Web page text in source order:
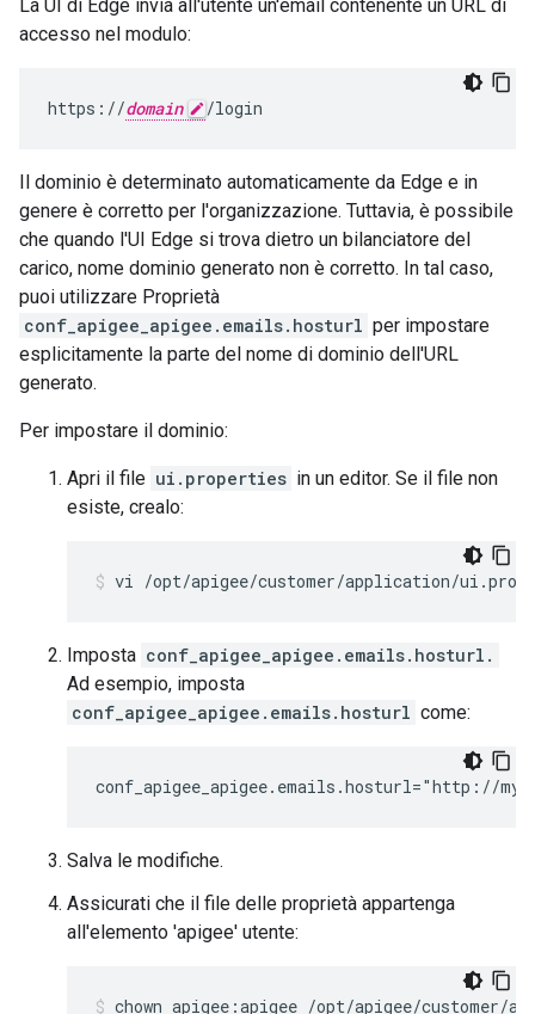
La UI di Edge invia all'utente un'email contenente un URL di
accesso nel modulo:
https://domain /login
Il dominio è determinato automaticamente da Edge e in
genere è corretto per l'organizzazione. Tuttavia, è possibile
che quando l'UI Edge si trova dietro un bilanciatore del
carico, nome dominio generato non è corretto. In tal caso,
puoi utilizzare Proprietà
conf_apigee_apigee.emails.hosturl per impostare
esplicitamente la parte del nome di dominio dell'URL
generato.
Per impostare il dominio:
Apri il file ui.properties in un editor. Se il file non
esiste, crealo:
vi /opt/apigee/customer/application/
Imposta conf_apigee_apigee.emails.hosturl.
Ad esempio, imposta
conf_apigee_apigee.emails.hosturl come:
conf_apigee_apigee.emails.hosturl="http://
Salva le modifiche.
Assicurati che il file delle proprietà appartenga
all'elemento 'apigee' utente:
chown apigee:apigee /opt/apigee/customer/